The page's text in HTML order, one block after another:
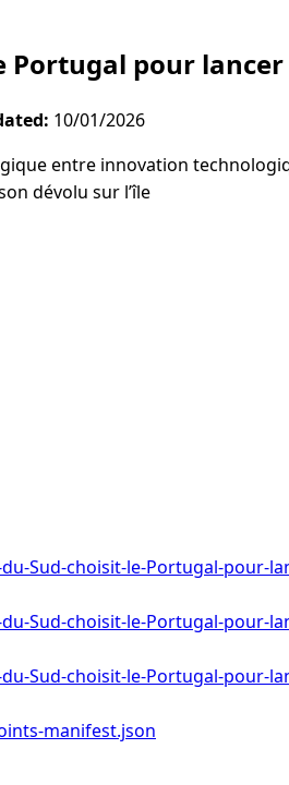
Portugal pour lancer
10/01/2026
entre innovation
dévolu sur l’île
Sud-choisit-le-Portugal-pour-
Sud-choisit-le-Portugal-pour-
Sud-choisit-le-Portugal-pour-
manifest.json